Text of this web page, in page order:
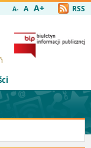
A- A A+ RSS